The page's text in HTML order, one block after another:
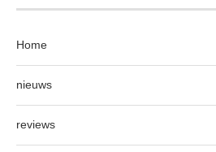
Home
nieuws
reviews